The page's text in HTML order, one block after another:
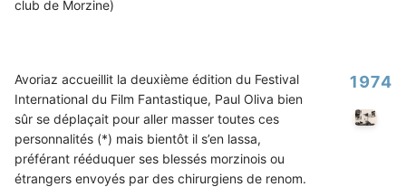
club de Morzine)
Avoriaz accueillit la deuxième édition du Festival
International du Film Fantastique, Paul Oliva bien
sûr se déplaçait pour aller masser toutes ces
personnalités (*) mais bientôt il s’en lassa,
préférant rééduquer ses blessés morzinois ou
étrangers envoyés par des chirurgiens de renom.
1974